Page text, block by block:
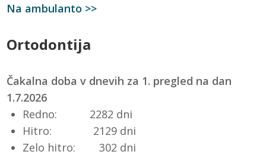
Na ambulanto >>
Ortodontija
Čakalna doba v dnevih za 1. pregled na dan
1.7.2026
Redno: 2282 dni
Hitro: 2129 dni
Zelo hitro: 302 dni